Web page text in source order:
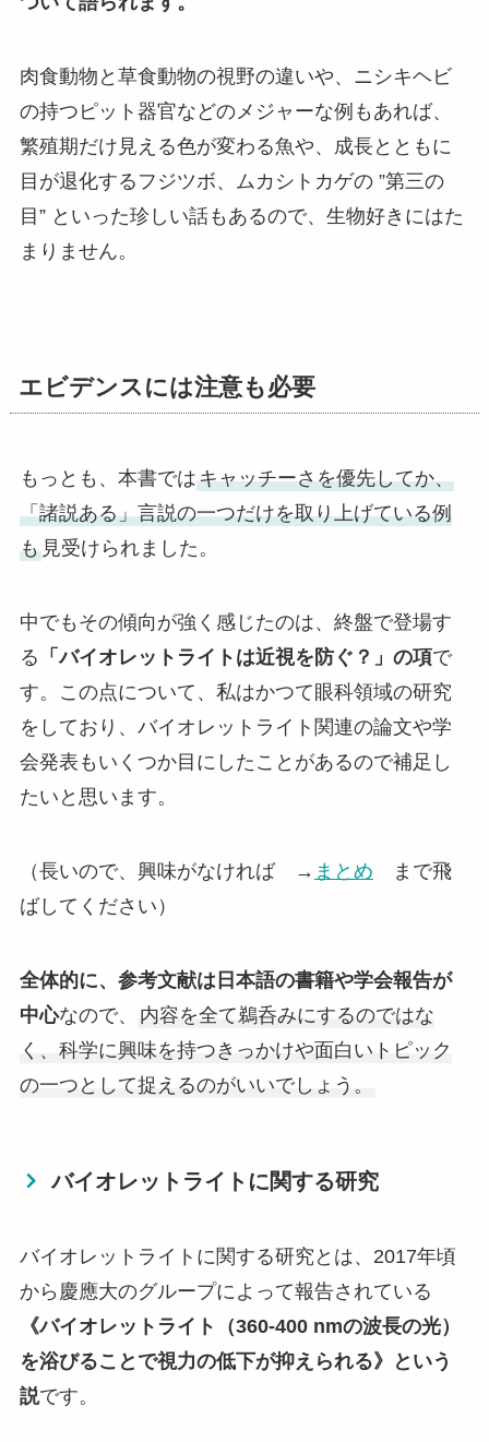
肉食動物と草食動物の視野の違いや、ニシキヘビ
の持つピット器官などのメジャーな例もあれば、
繁殖期だけ見える色が変わる魚や、成長とともに
目が退化するフジツボ、ムカシトカゲの ”第三の
目” といった珍しい話もあるので、生物好きにはた
まりません。
エビデンスには注意も必要
もっとも、本書ではキャッチーさを優先してか、
「諸説ある」言説の一つだけを取り上げている例
も見受けられました。
中でもその傾向が強く感じたのは、終盤で登場す
る 「バイオレットライトは近視を防ぐ？」の項で
す。この点について、私はかつて眼科領域の研究
をしており、バイオレットライト関連の論文や学
会発表もいくつか目にしたことがあるので補足し
たいと思います。
（長いので、興味がなければ → まとめ まで飛
ばしてください）
全体的に、参考文献は日本語の書籍や学会報告が
中心なので、
内容を全て鵜呑みにするのではな
く、科学に興味を持つきっかけや面白いトピック
の一つとして捉えるのがいいでしょう。
バイオレットライトに関する研究
バイオレットライトに関する研究とは、2017年頃
から慶應大のグループによって報告されている
《バイオレットライト（360-400 nmの波長の光）
を浴びることで視力の低下が抑えられる》という
説です。